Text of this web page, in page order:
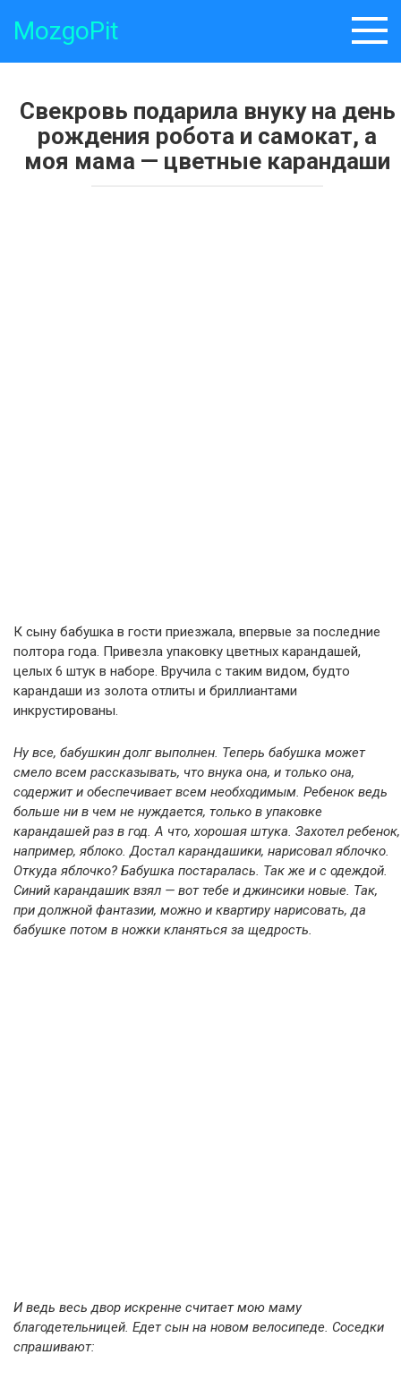
MozgoPit
Свекровь подарила внуку на день
рождения робота и самокат, а
моя мама — цветные карандаши
К сыну бабушка в гости приезжала, впервые за последние
полтора года. Привезла упаковку цветных карандашей,
целых 6 штук в наборе. Вручила с таким видом, будто
карандаши из золота отлиты и бриллиантами
инкрустированы.
Ну все, бабушкин долг выполнен. Теперь бабушка может
смело всем рассказывать, что внука она, и только она,
содержит и обеспечивает всем необходимым. Ребенок ведь
больше ни в чем не нуждается, только в упаковке
карандашей раз в год. А что, хорошая штука. Захотел ребенок,
например, яблоко. Достал карандашики, нарисовал яблочко.
Откуда яблочко? Бабушка постаралась. Так же и с одеждой.
Синий карандашик взял — вот тебе и джинсики новые. Так,
при должной фантазии, можно и квартиру нарисовать, да
бабушке потом в ножки кланяться за щедрость.
И ведь весь двор искренне считает мою маму
благодетельницей. Едет сын на новом велосипеде. Соседки
спрашивают: